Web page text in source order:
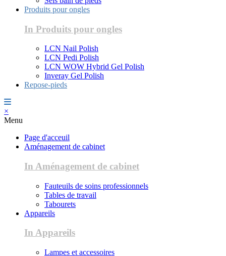
Produits pour ongles
In Produits pour ongles
LCN Nail Polish
LCN Pedi Polish
LCN WOW Hybrid Gel Polish
Inveray Gel Polish
Repose-pieds
×
Menu
Page d'acceuil
Aménagement de cabinet
In Aménagement de cabinet
Fauteuils de soins professionnels
Tables de travail
Tabourets
Appareils
In Appareils
Lampes et accessoires